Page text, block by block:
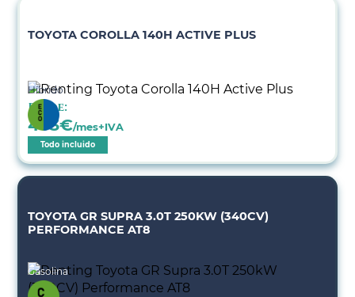
TOYOTA COROLLA 140H ACTIVE PLUS
Híbrido
Desde:
403€/mes+IVA
Todo incluido
TOYOTA GR SUPRA 3.0T 250KW (340CV)
PERFORMANCE AT8
Gasolina